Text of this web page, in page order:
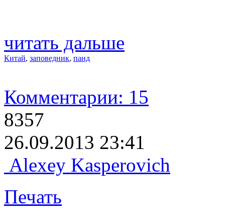
читать дальше
Китай, заповедник, панд
Комментарии: 15
8357
26.09.2013 23:41
Alexey Kasperovich
Печать